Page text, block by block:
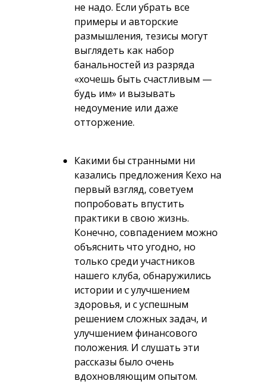
не надо. Если убрать все
примеры и авторские
размышления, тезисы могут
выглядеть как набор
банальностей из разряда
«хочешь быть счастливым —
будь им» и вызывать
недоумение или даже
отторжение.
Какими бы странными ни
казались предложения Кехо на
первый взгляд, советуем
попробовать впустить
практики в свою жизнь.
Конечно, совпадением можно
объяснить что угодно, но
только среди участников
нашего клуба, обнаружились
истории и с улучшением
здоровья, и с успешным
решением сложных задач, и
улучшением финансового
положения. И слушать эти
рассказы было очень
вдохновляющим опытом.